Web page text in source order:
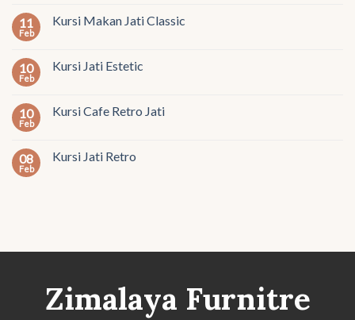
11
Feb
Kursi Makan Jati Classic
10
Feb
Kursi Jati Estetic
10
Feb
Kursi Cafe Retro Jati
08
Feb
Kursi Jati Retro
Zimalaya Furnitre